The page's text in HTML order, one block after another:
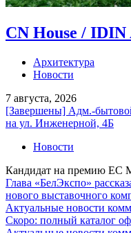
CN House /
Архитектура
Новости
7 августа, 2026
[Завершены] Адм.-
на ул. Инженерной, 4Б
Новости
Кандидат на премию ЕС
Глава «БелЭкспо»
нового выставочного
Актуальные новости
Скоро: полный каталог